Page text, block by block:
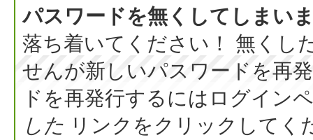
パスワードを無くしてしまい
落ち着いてください！ 無くし
せんが新しいパスワードを再
ドを再発行するにはログイン
した リンクをクリックしてく